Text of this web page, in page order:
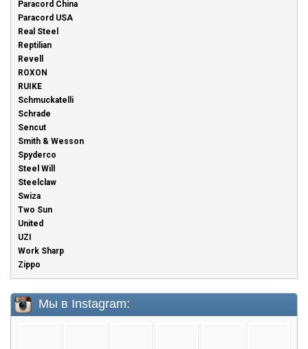
Paracord China
Paracord USA
Real Steel
Reptilian
Revell
ROXON
RUIKE
Schmuckatelli
Schrade
Sencut
Smith & Wesson
Spyderco
Steel Will
Steelclaw
Swiza
Two Sun
United
UZI
Work Sharp
Zippo